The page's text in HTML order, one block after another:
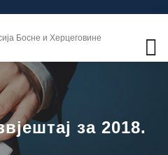
Босне и Херцеговине
за 2018.